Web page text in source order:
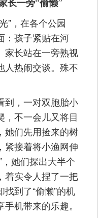
，在各个公园
：孩子紧贴在河
家长站在一旁熟视
人热闹交谈。殊不
，一对双胞胎小
，不一会儿又将目
她们先用捡来的树
紧接着将小渔网伸
她们探出大半个
着实令人捏了一把
到了“偷懒”的机
机带来的乐趣。